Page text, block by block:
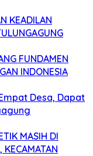
KEADILAN
FUNDAMEN
INDONESIA
Desa, Dapat
MASIH DI
KECAMATAN